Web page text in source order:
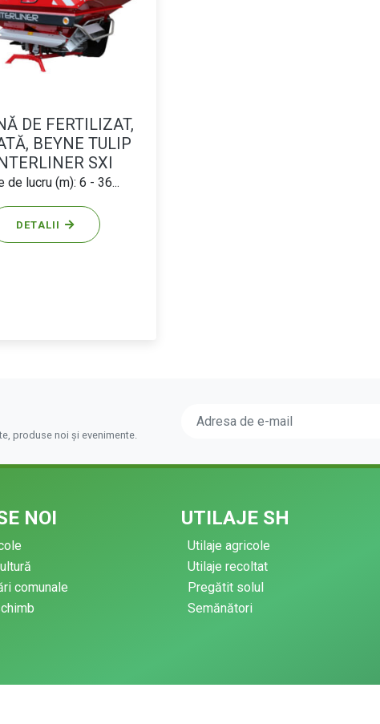
DE FERTILIZAT,
BEYNE TULIP
SXI
de lucru (m): 6 - 36...
DETALII
produse noi și evenimente.
NOI
comunale
UTILAJE SH
Utilaje agricole
Utilaje recoltat
Pregătit solul
Semănători